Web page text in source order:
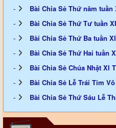
Bài Chia Sẻ Thứ năm
Bài Chia Sẻ Thứ Tư tuần
Bài Chia Sẻ Thứ Ba tuần
Bài Chia Sẻ Thứ Hai tuần
Bài Chia Sẻ Chúa Nhật XI
Bài Chia Sẻ Lễ Trái Tim
Bài Chia Sẻ Thứ Sáu Lễ